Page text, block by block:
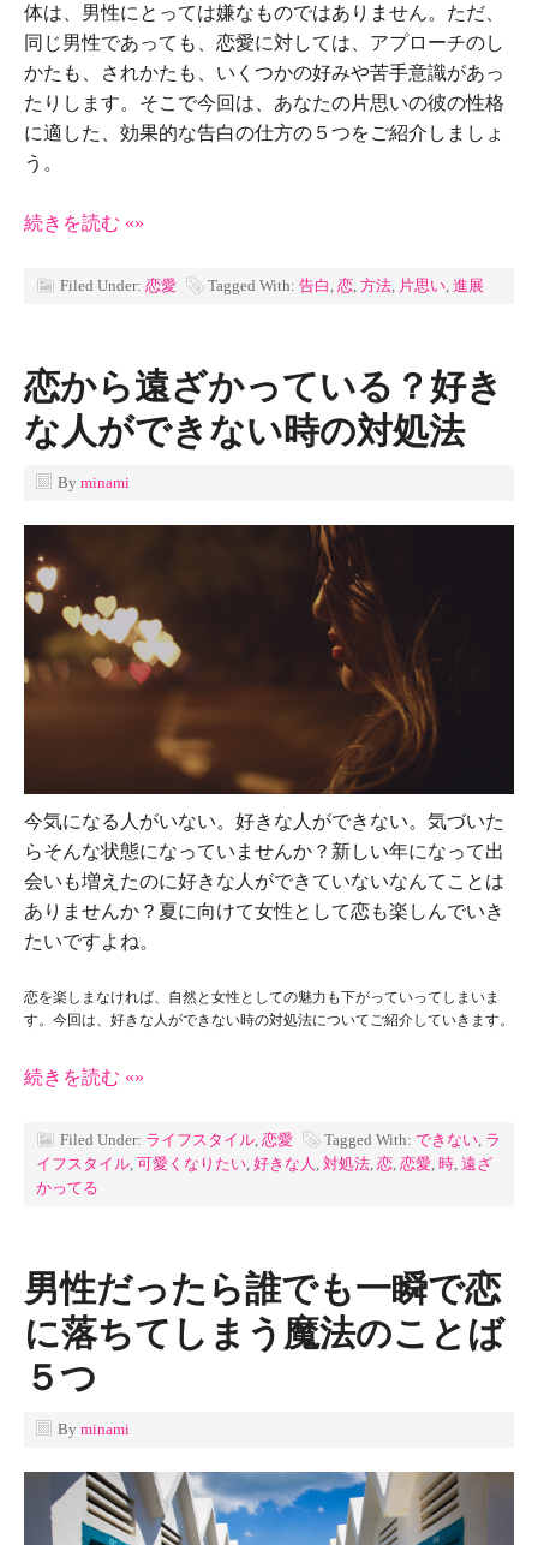
体は、男性にとっては嫌なものではありません。ただ、
同じ男性であっても、恋愛に対しては、アプローチのし
かたも、されかたも、いくつかの好みや苦手意識があっ
たりします。そこで今回は、あなたの片思いの彼の性格
に適した、効果的な告白の仕方の５つをご紹介しましょ
う。
続きを読む «»
Filed Under: 恋愛 Tagged With: 告白 恋 方法 片思い 進展
恋から遠ざかっている？好き
な人ができない時の対処法
By minami
今気になる人がいない。好きな人ができない。気づいた
らそんな状態になっていませんか？新しい年になって出
会いも増えたのに好きな人ができていないなんてことは
ありませんか？夏に向けて女性として恋も楽しんでいき
たいですよね。
恋を楽しまなければ、自然と女性としての魅力も下がっていってしまいま
す。今回は、好きな人ができない時の対処法についてご紹介していきます。
続きを読む «»
Filed Under: ライフスタイル, 恋愛 Tagged With: できない, ラ
イフスタイル, 可愛くなりたい, 好きな人 , 対処法, 恋, 恋愛, 時, 遠ざ
かってる
男性だったら誰でも一瞬で恋
に落ちてしまう魔法のことば
５つ
By minami